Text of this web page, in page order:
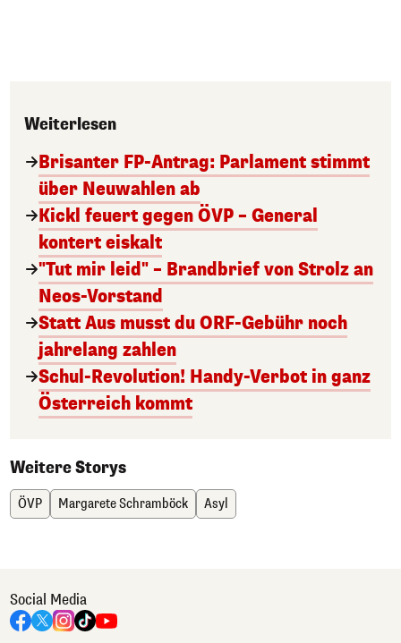
Weiterlesen
Brisanter FP-Antrag: Parlament stimmt
über Neuwahlen ab
Kickl feuert gegen ÖVP – General
kontert eiskalt
"Tut mir leid" – Brandbrief von Strolz an
Neos-Vorstand
Statt Aus musst du ORF-Gebühr noch
jahrelang zahlen
Schul-Revolution! Handy-Verbot in ganz
Österreich kommt
Weitere Storys
ÖVP Margarete Schramböck Asyl
Social Media